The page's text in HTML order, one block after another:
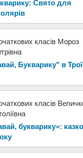
Свято для
класів Мороз
Букварику" в
класів
букварику»: